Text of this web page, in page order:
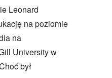
Leonard
na poziomie
na
University w
był